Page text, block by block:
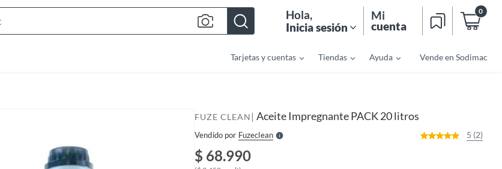
Hola,
Inicia sesión
Mi
cuenta
0
Tarjetas y cuentas Tiendas Ayuda Vende en Sodimac
FUZE CLEAN | Aceite Impregnante PACK 20 litros
Vendido por FuzecleanS
l
l
5 (2)
$ 68.990